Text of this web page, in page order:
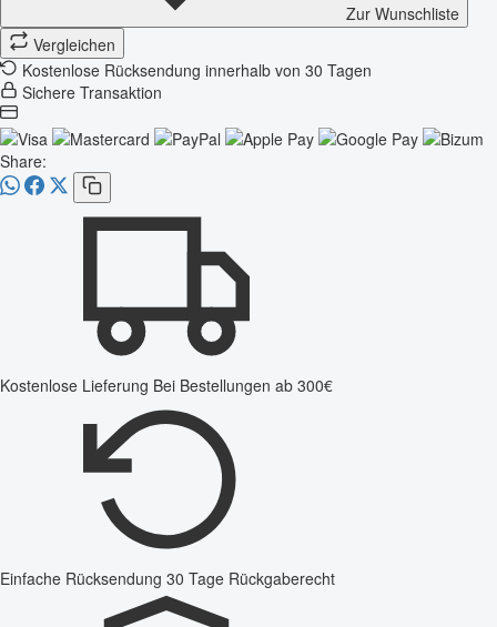
Zur Wunschliste
Vergleichen
Kostenlose Rücksendung innerhalb von 30 Tagen
Sichere Transaktion
Share:
Kostenlose Lieferung Bei Bestellungen ab 300€
Einfache Rücksendung 30 Tage Rückgaberecht